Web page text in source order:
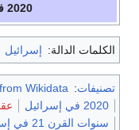
2020 في آسيا
الكلمات الدالة: إسرائيل
تصنيفات:
Wikidata
2020 في إسرائيل
عقد 2020 في
سنوات القرن 21 في إسرائيل